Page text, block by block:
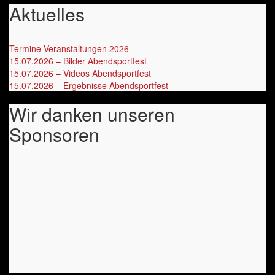
Aktuelles
Termine Veranstaltungen 2026
15.07.2026 – Bilder Abendsportfest
15.07.2026 – Videos Abendsportfest
15.07.2026 – Ergebnisse Abendsportfest
Wir danken unseren
Sponsoren